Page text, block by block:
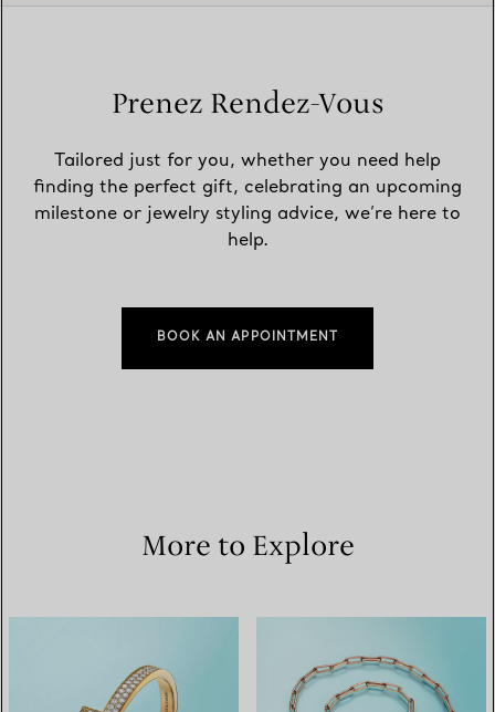
Prenez Rendez-Vous
Tailored just for you, whether you need help
finding the perfect gift, celebrating an upcoming
milestone or jewelry styling advice, we’re here to
help.
BOOK AN APPOINTMENT
More to Explore